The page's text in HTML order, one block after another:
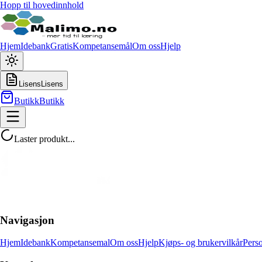
Hopp til hovedinnhold
HjemIdebankGratisKompetansemålOm ossHjelp
Lisens Lisens
ButikkButikk
Laster produkt...
Navigasjon
HjemIdebankKompetansemalOm ossHjelpKjøps- og brukervilkår